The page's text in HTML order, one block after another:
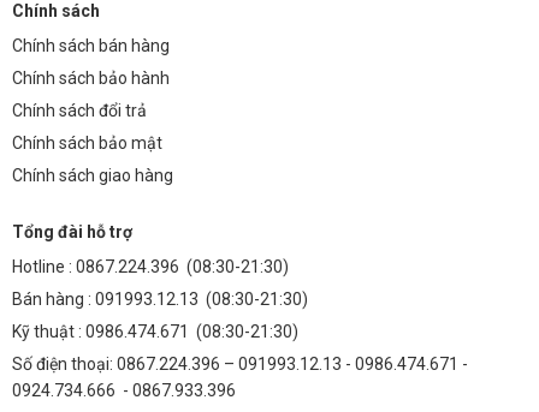
Chính sách
Chính sách bán hàng
Chính sách bảo hành
Chính sách đổi trả
Chính sách bảo mật
Chính sách giao hàng
Tổng đài hỗ trợ
Hotline : 0867.224.396 (08:30-21:30)
Bán hàng : 091993.12.13 (08:30-21:30)
Kỹ thuật : 0986.474.671 (08:30-21:30)
Số điện thoại: 0867.224.396 – 091993.12.13 - 0986.474.671 -
0924.734.666 - 0867.933.396